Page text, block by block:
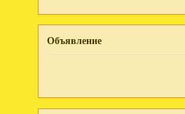
Объявление